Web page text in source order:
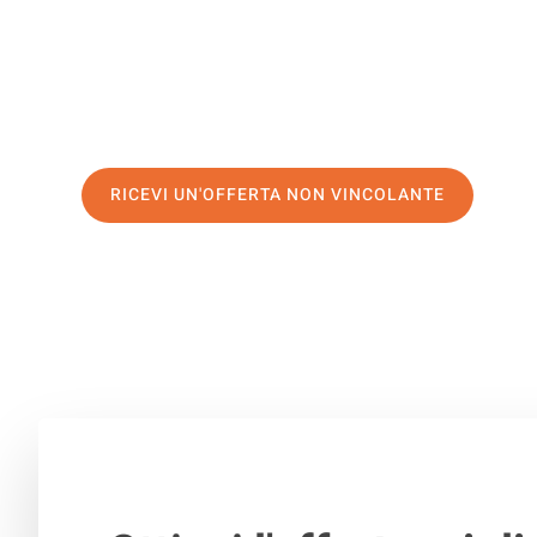
RICEVI UN'OFFERTA NON VINCOLANTE